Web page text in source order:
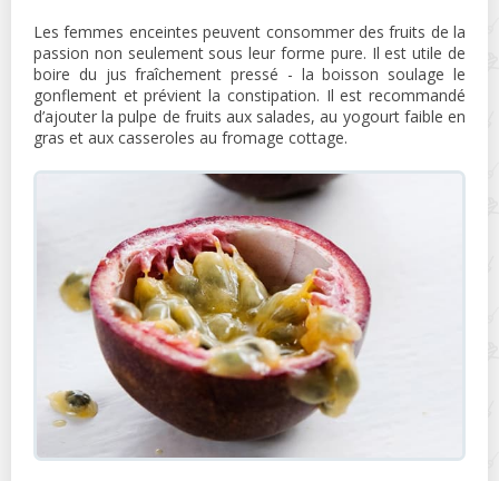
Les femmes enceintes peuvent consommer des fruits de la
passion non seulement sous leur forme pure. Il est utile de
boire du jus fraîchement pressé - la boisson soulage le
gonflement et prévient la constipation. Il est recommandé
d’ajouter la pulpe de fruits aux salades, au yogourt faible en
gras et aux casseroles au fromage cottage.